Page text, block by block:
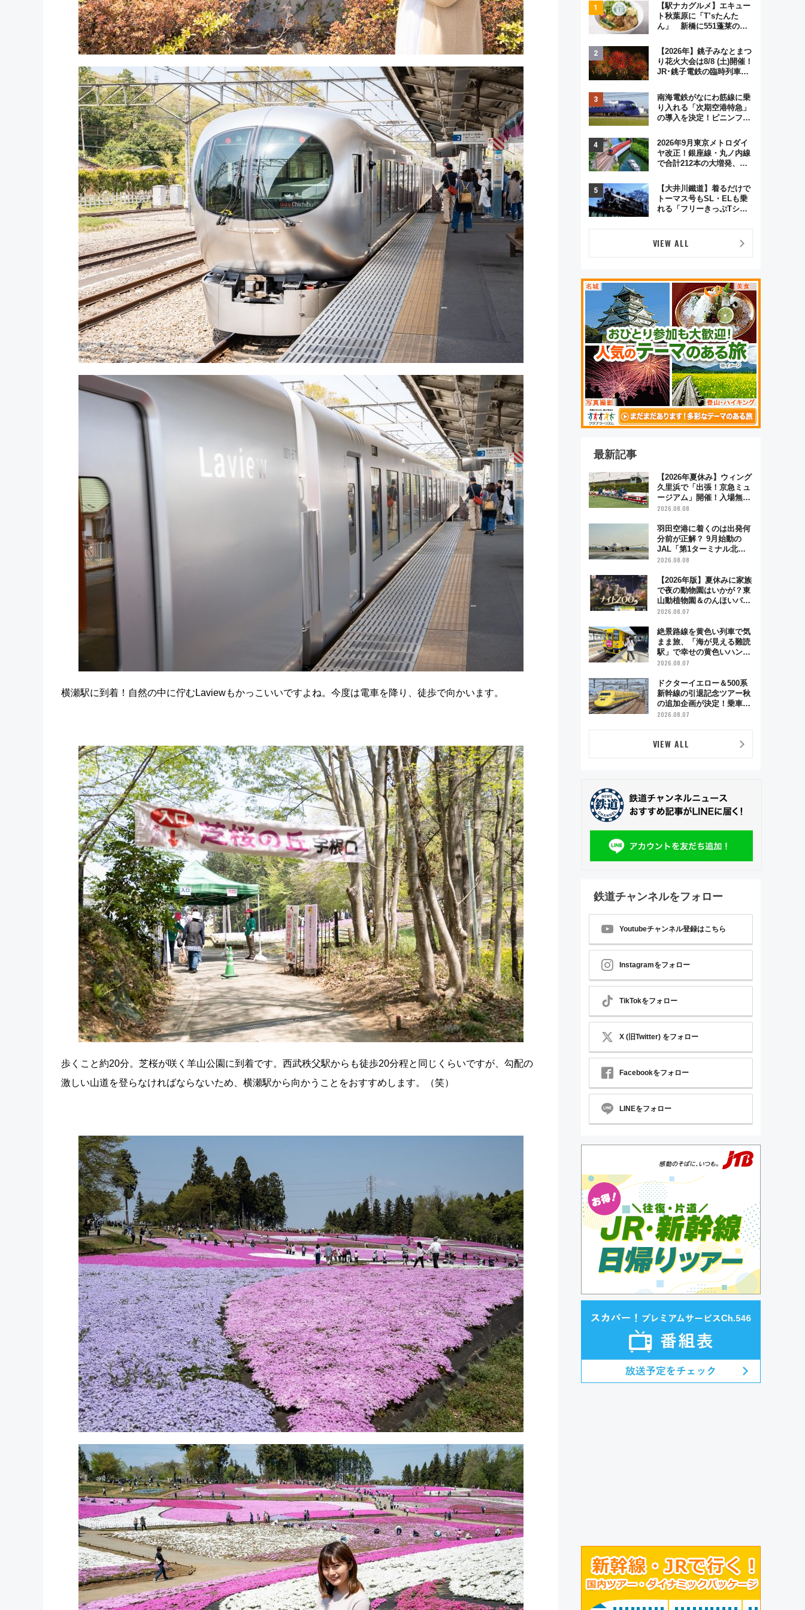
横瀬駅に到着！自然の中に佇むLaviewもかっこいいですよね。今度は電車を降り、徒歩で向かいます。
歩くこと約20分。芝桜が咲く羊山公園に到着です。西武秩父駅からも徒歩20分程と同じくらいですが、勾配の
激しい山道を登らなければならないため、横瀬駅から向かうことをおすすめします。（笑）
【駅ナカグルメ】エキュー
ト秋葉原に「T’sたんた
ん」 新橋に551蓬莱の
オムライス専門店「肉とた
まご」新グルメ続々登場！
【2026年8月】
【2026年】銚子みなとまつ
り花火大会は8/8 (土)開催！
JR･銚子電鉄の臨時列車や
く8,000発の大迫力＆屋台
を満喫
南海電鉄がなにわ筋線に乗
り入れる「次期空港特急」
の導入を決定！ピニンファ
デザイン
2026年9月東京メトロダイ
ヤ改正！銀座線・丸ノ内線
で合計212本の大増発、混
【大井川鐵道】着るだけで
トーマス号もSL・ELも乗
れる「フリーきっぷTシャ
VIEW ALL
最新記事
【2026年夏休み】ウィング
久里浜で「出張！京急ミュ
ージアム」開催！入場無料
でスタンプラリーや子ども
2026.08.08
羽田空港に着くのは出発何
分前が正解？ 9月始動の
JAL「第1ターミナル北側
サテライト」は徒歩1キロ
点まとめ
2026.08.08
【2026年版】夏休みに家族
で夜の動物園はいかが？東
山動植物園＆のんほいパー
ク「ナイトZOO」開催情報
2026.08.07
絶景路線を黄色い列車で気
まま旅、「海が見える難読
駅」で幸せの黄色いハンカ
チに願いを 「新・鉄道ひ
「島原鉄道」
2026.08.07
ドクターイエロー＆500系
新幹線の引退記念ツアー秋
の追加企画が決定！乗車体
験やグッズ・ホテル情報ま
2026.08.07
VIEW ALL
鉄道チャンネルをフォロー
Youtubeチャンネル登録はこちら
Instagramをフォロー
TikTokをフォロー
X (旧Twitter) をフォロー
Facebookをフォロー
LINEをフォロー